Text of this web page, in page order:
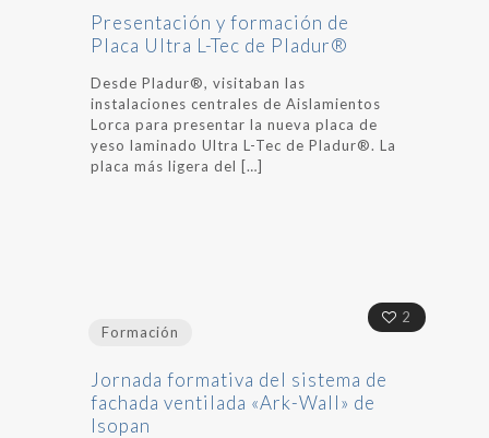
Presentación y formación de
Placa Ultra L-Tec de Pladur®
Desde Pladur®, visitaban las
instalaciones centrales de Aislamientos
Lorca para presentar la nueva placa de
yeso laminado Ultra L-Tec de Pladur®. La
placa más ligera del […]
2
Formación
Jornada formativa del sistema de
fachada ventilada «Ark-Wall» de
Isopan